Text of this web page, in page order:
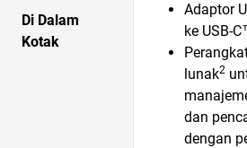
Di Dalam
Kotak
Adaptor
ke USB-
lunak2
dan
dengan